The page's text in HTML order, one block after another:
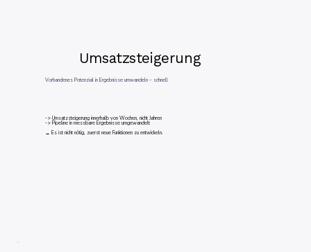
Umsatzsteigerung
Vorhandenes Potenzial in Ergebnisse umwandeln – schnell
-> Umsatzsteigerung innerhalb von Wochen, nicht Jahren
-> Pipeline in messbare Ergebnisse umgewandelt
→ Es ist nicht nötig, zuerst neue Funktionen zu entwickeln.